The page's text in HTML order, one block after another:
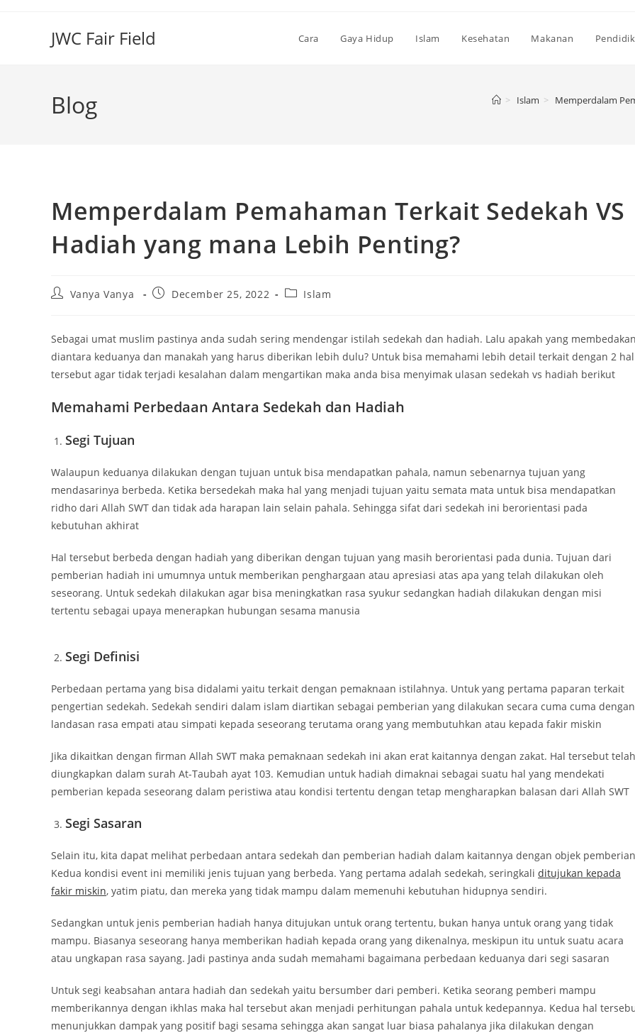
JWC Fair Field Cara Gaya Hidup Islam Kesehatan Makanan
Blog > Islam > Memperdalam
Memperdalam Pemahaman Terkait Sedekah VS
Hadiah yang mana Lebih Penting?
PostVanya Vanya
PostDecember 25, 2022
PostIslam
Sebagai umat muslim pastinya anda sudah sering mendengar istilah sedekah dan hadiah. Lalu apakah yang membedakan
diantara keduanya dan manakah yang harus diberikan lebih dulu? Untuk bisa memahami lebih detail terkait dengan 2 hal
tersebut agar tidak terjadi kesalahan dalam mengartikan maka anda bisa menyimak ulasan sedekah vs hadiah berikut
Memahami Perbedaan Antara Sedekah dan Hadiah
Segi Tujuan
Walaupun keduanya dilakukan dengan tujuan untuk bisa mendapatkan pahala, namun sebenarnya tujuan yang
mendasarinya berbeda. Ketika bersedekah maka hal yang menjadi tujuan yaitu semata mata untuk bisa mendapatkan
ridho dari Allah SWT dan tidak ada harapan lain selain pahala. Sehingga sifat dari sedekah ini berorientasi pada
kebutuhan akhirat
Hal tersebut berbeda dengan hadiah yang diberikan dengan tujuan yang masih berorientasi pada dunia. Tujuan dari
pemberian hadiah ini umumnya untuk memberikan penghargaan atau apresiasi atas apa yang telah dilakukan oleh
seseorang. Untuk sedekah dilakukan agar bisa meningkatkan rasa syukur sedangkan hadiah dilakukan dengan misi
tertentu sebagai upaya menerapkan hubungan sesama manusia
Segi Definisi
Perbedaan pertama yang bisa didalami yaitu terkait dengan pemaknaan istilahnya. Untuk yang pertama paparan terkait
pengertian sedekah. Sedekah sendiri dalam islam diartikan sebagai pemberian yang dilakukan secara cuma cuma dengan
landasan rasa empati atau simpati kepada seseorang terutama orang yang membutuhkan atau kepada fakir miskin
Jika dikaitkan dengan firman Allah SWT maka pemaknaan sedekah ini akan erat kaitannya dengan zakat. Hal tersebut telah
diungkapkan dalam surah At-Taubah ayat 103. Kemudian untuk hadiah dimaknai sebagai suatu hal yang mendekati
pemberian kepada seseorang dalam peristiwa atau kondisi tertentu dengan tetap mengharapkan balasan dari Allah SWT
Segi Sasaran
Selain itu, kita dapat melihat perbedaan antara sedekah dan pemberian hadiah dalam kaitannya dengan objek
Kedua kondisi event ini memiliki jenis tujuan yang berbeda. Yang pertama adalah sedekah, seringkali ditujukan kepada
fakir miskin, yatim piatu, dan mereka yang tidak mampu dalam memenuhi kebutuhan hidupnya sendiri.
Sedangkan untuk jenis pemberian hadiah hanya ditujukan untuk orang tertentu, bukan hanya untuk orang yang tidak
mampu. Biasanya seseorang hanya memberikan hadiah kepada orang yang dikenalnya, meskipun itu untuk suatu acara
atau ungkapan rasa sayang. Jadi pastinya anda sudah memahami bagaimana perbedaan keduanya dari segi sasaran
Untuk segi keabsahan antara hadiah dan sedekah yaitu bersumber dari pemberi. Ketika seorang pemberi mampu
memberikannya dengan ikhlas maka hal tersebut akan menjadi perhitungan pahala untuk kedepannya. Kedua hal
menunjukkan dampak yang positif bagi sesama sehingga akan sangat luar biasa pahalanya jika dilakukan dengan